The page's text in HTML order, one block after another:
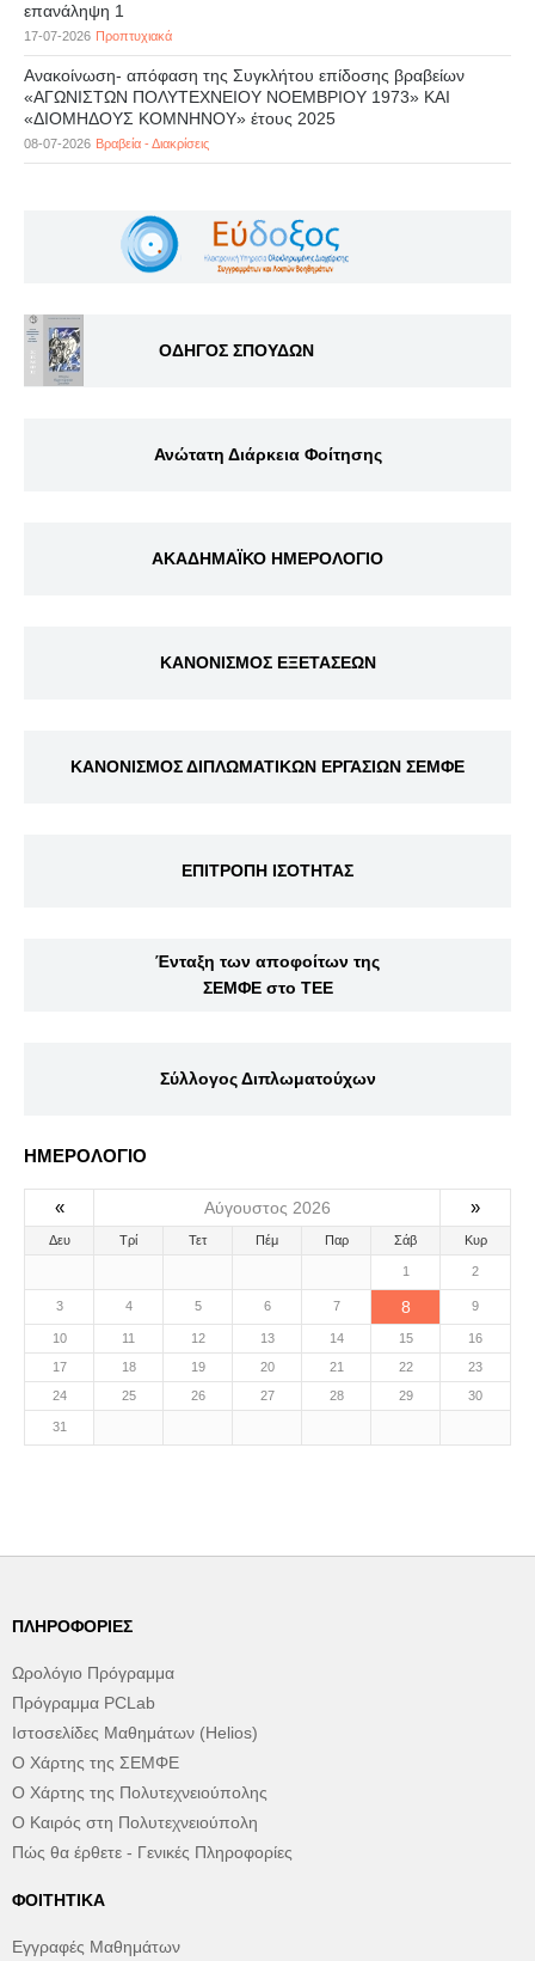
επανάληψη 1
17-07-2026 Προπτυχιακά
Ανακοίνωση- απόφαση της Συγκλήτου επίδοσης βραβείων
«ΑΓΩΝΙΣΤΩΝ ΠΟΛΥΤΕΧΝΕΙΟΥ ΝΟΕΜΒΡΙΟΥ 1973» ΚΑΙ
«ΔΙΟΜΗΔΟΥΣ ΚΟΜΝΗΝΟΥ» έτους 2025
08-07-2026 Βραβεία - Διακρίσεις
ΟΔΗΓΟΣ ΣΠΟΥΔΩΝ
Ανώτατη Διάρκεια Φοίτησης
ΑΚΑΔΗΜΑΪΚΟ ΗΜΕΡΟΛΟΓΙΟ
ΚΑΝΟΝΙΣΜΟΣ ΕΞΕΤΑΣΕΩΝ
ΚΑΝΟΝΙΣΜΟΣ ΔΙΠΛΩΜΑΤΙΚΩΝ ΕΡΓΑΣΙΩΝ ΣΕΜΦΕ
ΕΠΙΤΡΟΠΗ ΙΣΟΤΗΤΑΣ
Ένταξη των αποφοίτων της
ΣΕΜΦΕ στο ΤΕΕ
Σύλλογος Διπλωματούχων
ΗΜΕΡΟΛΟΓΙΟ
« Αύγουστος 2026 »
Δευ Τρί Τετ Πέμ Παρ Σάβ Κυρ
1 2
3 4 5 6 7 8 9
10 11 12 13 14 15
16
17
18 19 20 21 22
23
24
25 26 27 28 29 30
31
ΠΛΗΡΟΦΟΡΊΕΣ
Ωρολόγιο Πρόγραμμα
Πρόγραμμα PCLab
Ιστοσελίδες Μαθημάτων (Helios)
Ο Χάρτης της ΣΕΜΦΕ
Ο Χάρτης της Πολυτεχνειούπολης
Ο Καιρός στη Πολυτεχνειούπολη
Πώς θα έρθετε - Γενικές Πληροφορίες
ΦΟΙΤΗΤΙΚΆ
Εγγραφές Μαθημάτων